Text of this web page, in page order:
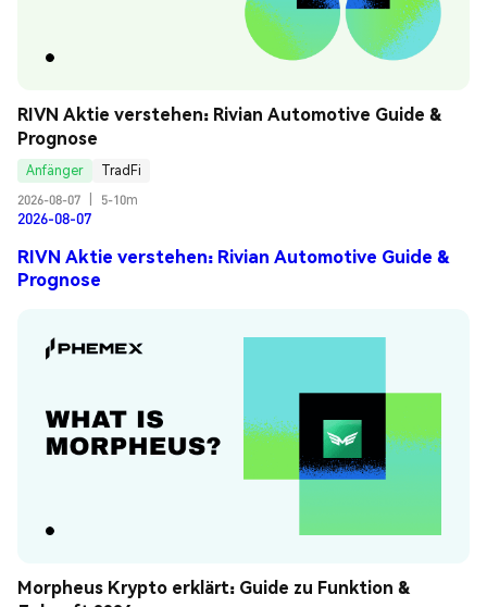
RIVN Aktie verstehen: Rivian Automotive Guide &
Prognose
Anfänger
TradFi
2026-08-07
5-10m
2026-08-07
RIVN Aktie verstehen: Rivian Automotive Guide &
Prognose
Morpheus Krypto erklärt: Guide zu Funktion &